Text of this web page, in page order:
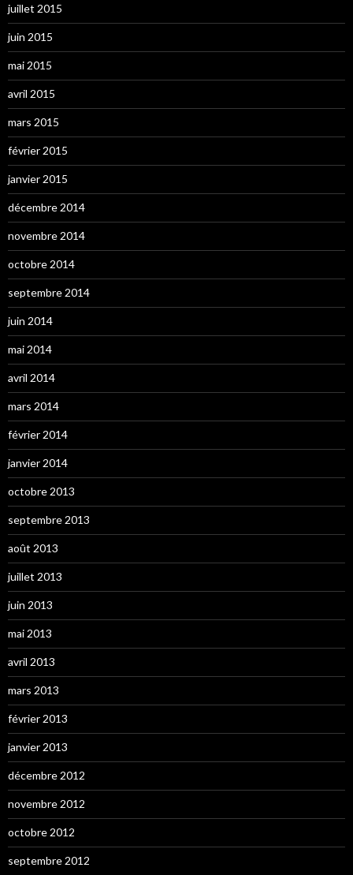
juillet 2015
juin 2015
mai 2015
avril 2015
mars 2015
février 2015
janvier 2015
décembre 2014
novembre 2014
octobre 2014
septembre 2014
juin 2014
mai 2014
avril 2014
mars 2014
février 2014
janvier 2014
octobre 2013
septembre 2013
août 2013
juillet 2013
juin 2013
mai 2013
avril 2013
mars 2013
février 2013
janvier 2013
décembre 2012
novembre 2012
octobre 2012
septembre 2012